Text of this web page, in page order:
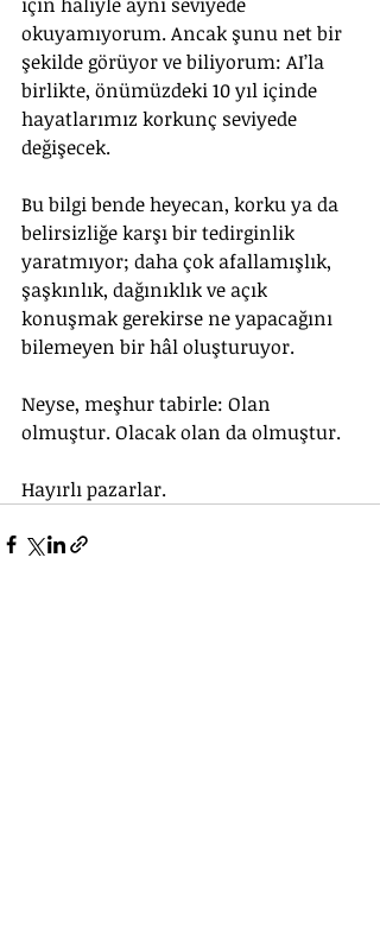
okuyamıyorum. Ancak şunu net bir
şekilde görüyor ve biliyorum: AI’la
birlikte, önümüzdeki 10 yıl içinde
hayatlarımız korkunç seviyede
değişecek.
Bu bilgi bende heyecan, korku ya da
belirsizliğe karşı bir tedirginlik
yaratmıyor; daha çok afallamışlık,
şaşkınlık, dağınıklık ve açık
konuşmak gerekirse ne yapacağını
bilemeyen bir hâl oluşturuyor.
Neyse, meşhur tabirle: Olan
olmuştur. Olacak olan da olmuştur.
Hayırlı pazarlar.